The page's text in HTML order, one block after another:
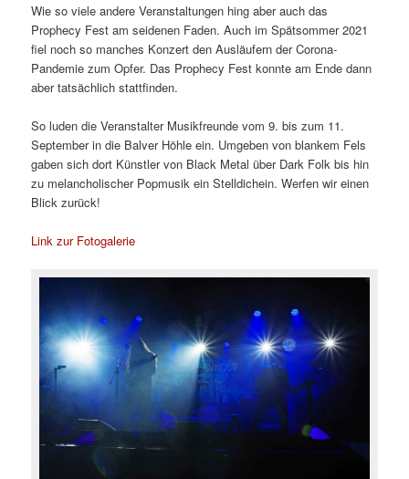
Wie so viele andere Veranstaltungen hing aber auch das
Prophecy Fest am seidenen Faden. Auch im Spätsommer 2021
fiel noch so manches Konzert den Ausläufern der Corona-
Pandemie zum Opfer. Das Prophecy Fest konnte am Ende dann
aber tatsächlich stattfinden.
So luden die Veranstalter Musikfreunde vom 9. bis zum 11.
September in die Balver Höhle ein. Umgeben von blankem Fels
gaben sich dort Künstler von Black Metal über Dark Folk bis hin
zu melancholischer Popmusik ein Stelldichein. Werfen wir einen
Blick zurück!
Link zur Fotogalerie